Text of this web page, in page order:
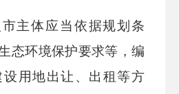
市主体应当依据规划条
态环境保护要求等，编
用地出让、出租等方